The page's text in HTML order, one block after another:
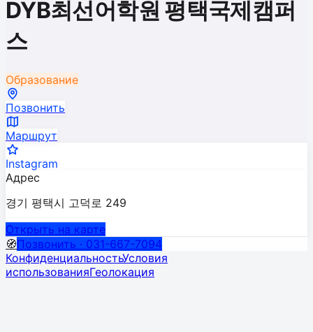
DYB최선어학원 평택국제캠퍼
스
Образование
Позвонить
Маршрут
Instagram
Адрес
경기 평택시 고덕로 249
Открыть на карте
🧭Позвонить · 031-667-7094
КонфиденциальностьУсловия
использованияГеолокация